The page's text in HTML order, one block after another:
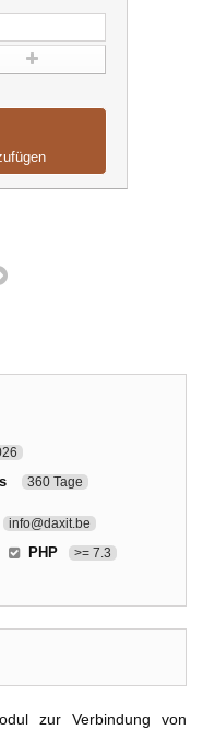
360 Tage
info@daxit.be
PHP >= 7.3
zur Verbindung von